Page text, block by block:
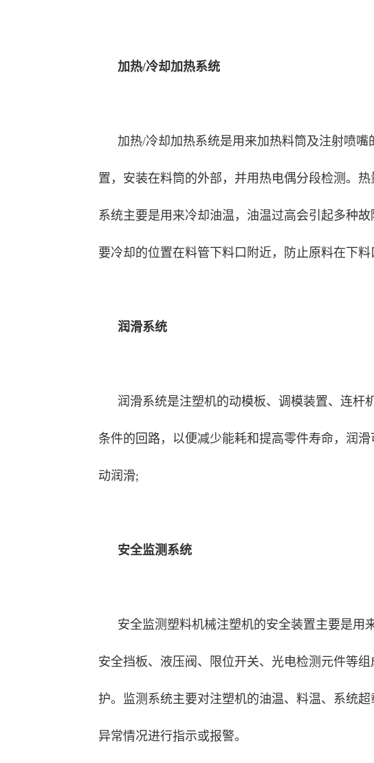
加热/冷却加热系统
加热/冷却加热系统是用来加热料筒及注射喷
置，安装在料筒的外部，并用热电偶分段检测。
系统主要是用来冷却油温，油温过高会引起多种
要冷却的位置在料管下料口附近，防止原料在下料
润滑系统
润滑系统是注塑机的动模板、调模装置、连杆
条件的回路，以便减少能耗和提高零件寿命，润
动润滑;
安全监测系统
安全监测塑料机械注塑机的安全装置主要是用
安全挡板、液压阀、限位开关、光电检测元件
护。监测系统主要对注塑机的油温、料温、系统
异常情况进行指示或报警。